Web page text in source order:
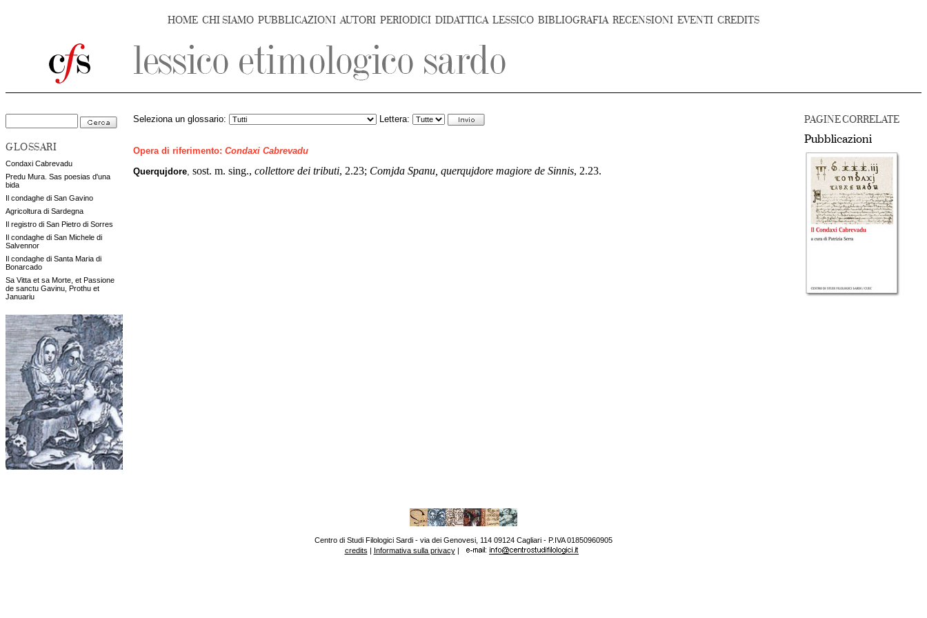
HOME CHI SIAMO PUBBLICAZIONI AUTORI PERIODICI DIDATTICA LESSICO BIBLIOGRAFIA RECENSIONI EVENTI CREDITS
GLOSSARI
Condaxi Cabrevadu
Predu Mura. Sas poesias d'una
bida
Il condaghe di San Gavino
Agricoltura di Sardegna
Il registro di San Pietro di Sorres
Il condaghe di San Michele di
Salvennor
Il condaghe di Santa Maria di
Bonarcado
Sa Vitta et sa Morte, et Passione
de sanctu Gavinu, Prothu et
Januariu
PAGINE CORRELATE
Pubblicazioni
Seleziona un glossario: Lettera:
Opera di riferimento: Condaxi Cabrevadu
Querqujdore sost. m. sing., collettore dei tributi, 2.23; Comjda Spanu, querqujdore magiore de Sinnis, 2.23.
Centro di Studi Filologici Sardi - via dei Genovesi, 114 09124 Cagliari - P.IVA 01850960905
credits | Informativa sulla privacy|